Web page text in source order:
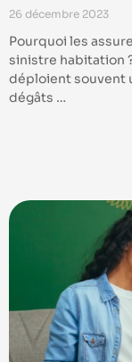
26 décembre 2023
Pourquoi les
sinistre habitation
déploient souvent
dégâts …